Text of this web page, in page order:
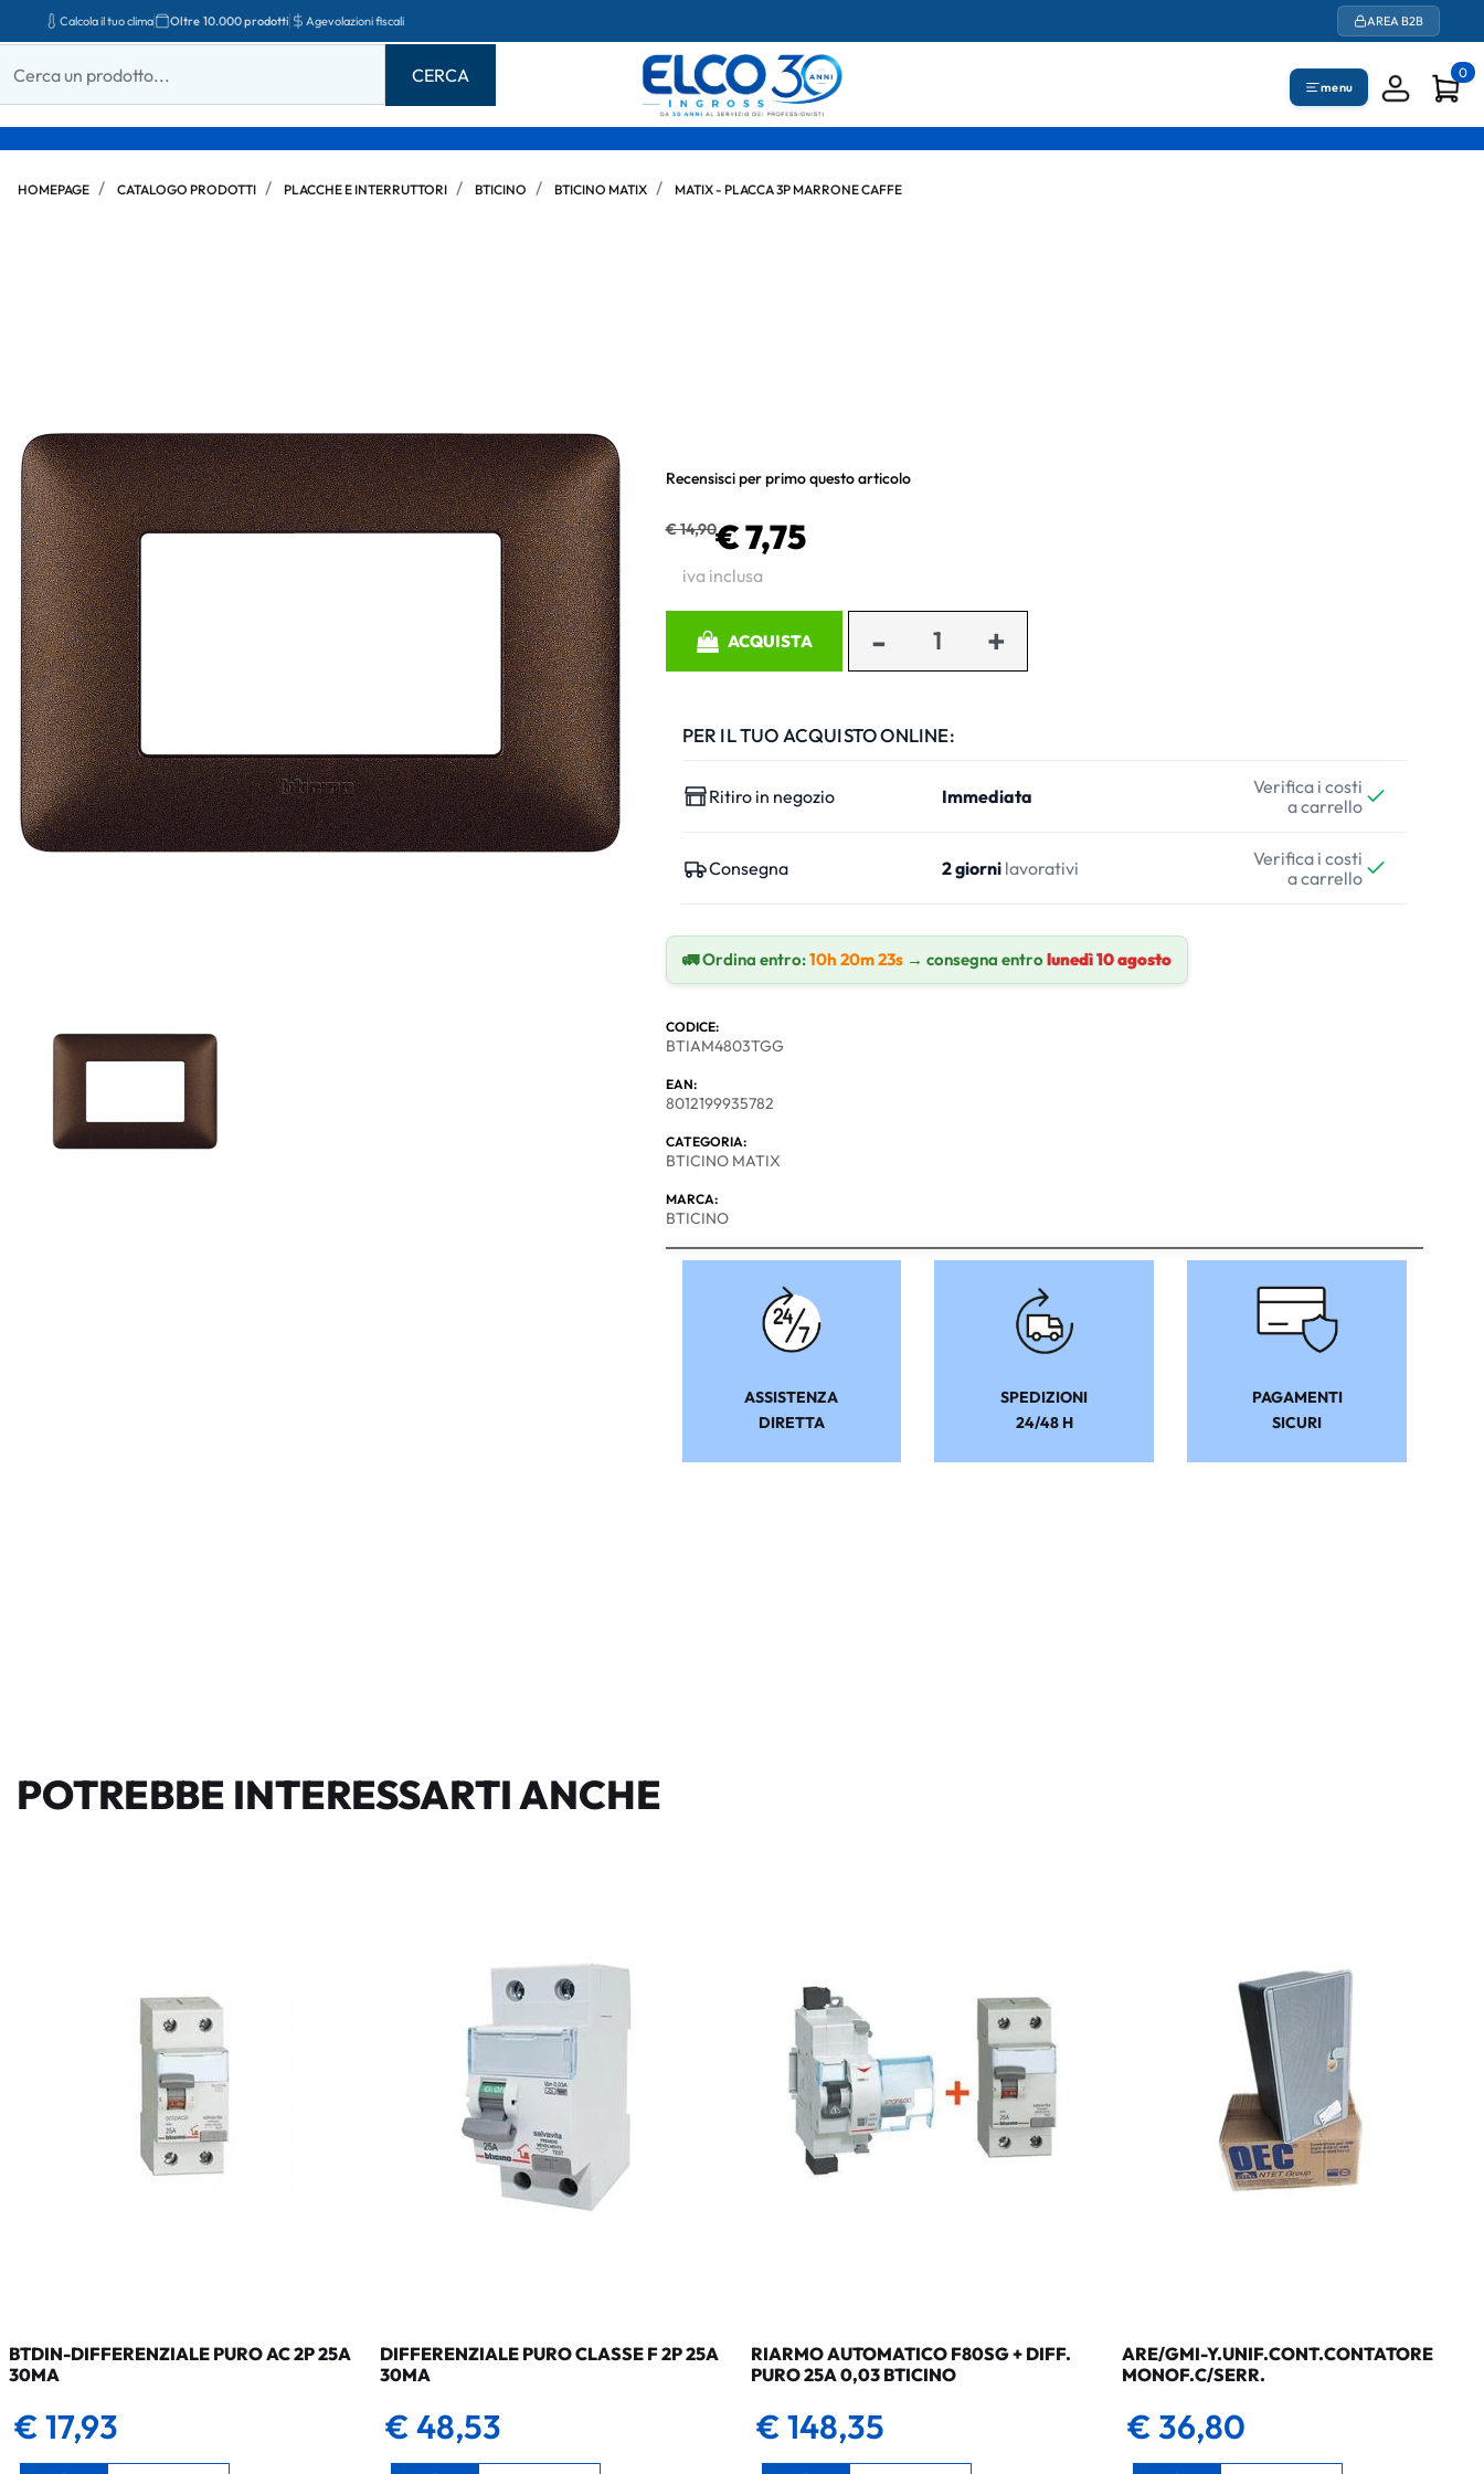
Calcola il tuo clima Oltre 10.000 prodotti Agevolazioni fiscali AREA B2B
menu
0
HOMEPAGE CATALOGO PRODOTTI PLACCHE E INTERRUTTORI BTICINO BTICINO MATIX MATIX - PLACCA 3P MARRONE CAFFE
Recensisci per primo questo articolo
€ 14,90€ 7,75
iva inclusa
ACQUISTA
PER IL TUO ACQUISTO ONLINE:
Ritiro in negozio Immediata
Verifica i costi
a carrello
Consegna 2 giornilavorativi
Verifica i costi
a carrello
🚛 Ordina entro:10h 20m 23s→ consegna entrolunedì 10 agosto
CODICE:
BTIAM4803TGG
EAN:
8012199935782
CATEGORIA:
BTICINO MATIX
MARCA:
BTICINO
ASSISTENZA
DIRETTA
SPEDIZIONI
24/48 H
PAGAMENTI
SICURI
POTREBBE INTERESSARTI ANCHE
BTDIN-DIFFERENZIALE PURO AC 2P 25A
30MA
€ 17,93
DIFFERENZIALE PURO CLASSE F 2P 25A
30MA
€ 48,53
RIARMO AUTOMATICO F80SG + DIFF.
PURO 25A 0,03 BTICINO
€ 148,35
ARE/GMI-Y.UNIF.CONT.CONTATORE
MONOF.C/SERR.
€ 36,80